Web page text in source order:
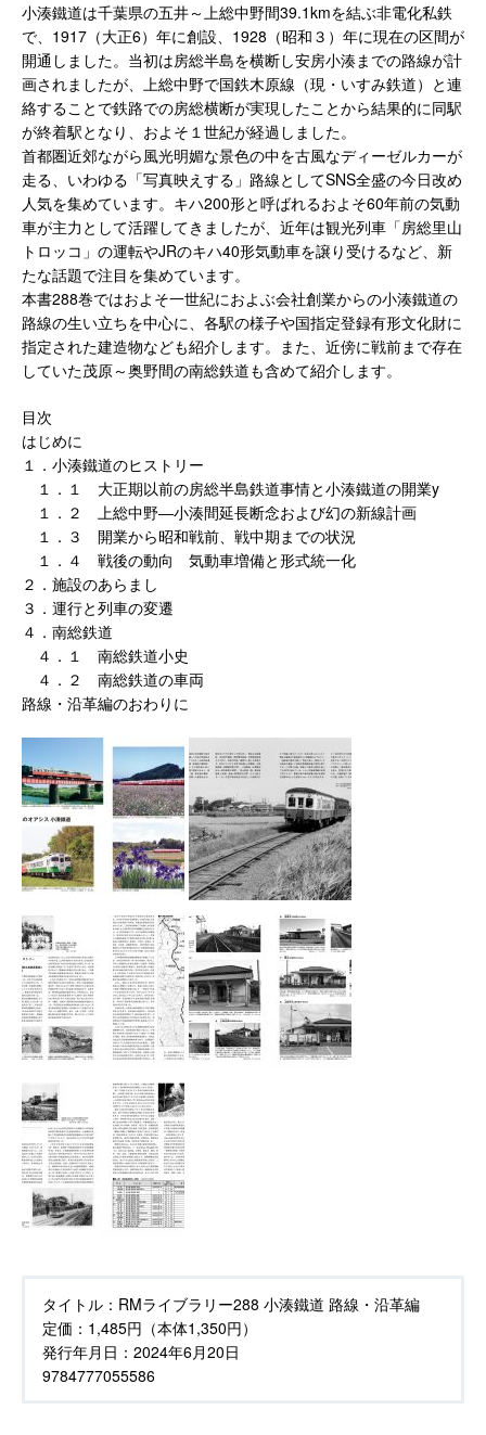
小湊鐵道は千葉県の五井～上総中野間39.1kmを結ぶ非電化私鉄
で、1917（大正6）年に創設、1928（昭和３）年に現在の区間が
開通しました。当初は房総半島を横断し安房小湊までの路線が計
画されましたが、上総中野で国鉄木原線（現・いすみ鉄道）と連
絡することで鉄路での房総横断が実現したことから結果的に同駅
が終着駅となり、およそ１世紀が経過しました。
首都圏近郊ながら風光明媚な景色の中を古風なディーゼルカーが
走る、いわゆる「写真映えする」路線としてSNS全盛の今日改め
人気を集めています。キハ200形と呼ばれるおよそ60年前の気動
車が主力として活躍してきましたが、近年は観光列車「房総里山
トロッコ」の運転やJRのキハ40形気動車を譲り受けるなど、新
たな話題で注目を集めています。
本書288巻ではおよそ一世紀におよぶ会社創業からの小湊鐵道の
路線の生い立ちを中心に、各駅の様子や国指定登録有形文化財に
指定された建造物なども紹介します。また、近傍に戦前まで存在
していた茂原～奥野間の南総鉄道も含めて紹介します。
目次
はじめに
１．小湊鐵道のヒストリー
１．１ 大正期以前の房総半島鉄道事情と小湊鐵道の開業y
１．２ 上総中野―小湊間延長断念および幻の新線計画
１．３ 開業から昭和戦前、戦中期までの状況
１．４ 戦後の動向 気動車増備と形式統一化
２．施設のあらまし
３．運行と列車の変遷
４．南総鉄道
４．１ 南総鉄道小史
４．２ 南総鉄道の車両
路線・沿革編のおわりに
タイトル： RMライブラリー288 小湊鐵道 路線・沿革編
定価： 1,485円（本体1,350円）
発行年月日： 2024年6月20日
9784777055586